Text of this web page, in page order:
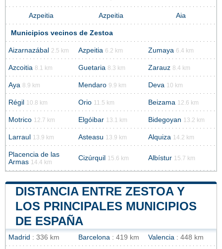
Azpeitia Azpeitia Aia
Municipios vecinos de Zestoa
Aizarnazábal 2.5 km Azpeitia 6.2 km Zumaya 6.4 km
Azcoitia 8.1 km Guetaria 8.3 km Zarauz 8.4 km
Aya 8.9 km Mendaro 9.9 km Deva 10 km
Régil 10.8 km Orio 11.5 km Beizama 12.6 km
Motrico 12.7 km Elgóibar 13.1 km Bidegoyan 13.2 km
Larraul 13.9 km Asteasu 13.9 km Alquiza 14.2 km
Placencia de las
Armas 14.4 km
Cizúrquil 15.6 km Albístur 15.7 km
DISTANCIA ENTRE ZESTOA Y
LOS PRINCIPALES MUNICIPIOS
DE ESPAÑA
Madrid : 336 km Barcelona : 419 km Valencia : 448 km